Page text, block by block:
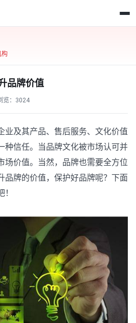
构
品牌价值
览： 3024
及其产品、售后服务、文化价值
种信任。当品牌文化被市场认可并
场价值。当然，品牌也需要全方位
品牌的价值，保护好品牌呢？下面